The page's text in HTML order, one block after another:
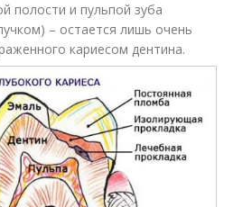
полости и пульпой зуба
– остается лишь очень
кариесом дентина.